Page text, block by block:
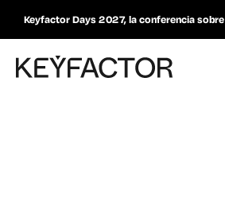
Keyfactor Days 2027, la conferencia